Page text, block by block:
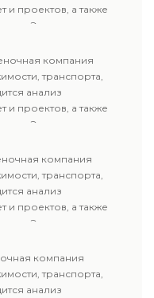
и проектов, а также
Эксперты
и
для
процессов.
компания
транспорта,
анализ
и проектов, а также
Эксперты
и
для
процессов.
компания
транспорта,
анализ
и проектов, а также
Эксперты
и
для
процессов.
компания
транспорта,
анализ